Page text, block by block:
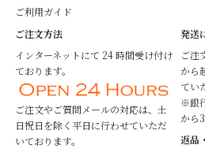
ご利用ガイド
ご注文方法
インターネットにて 24 時間受け付け
ております。
ご注文やご質問メールの対応は、土
日祝日を除く平日に行わせていただ
いております。
発送
ご注
から
てい
※銀
から
返品